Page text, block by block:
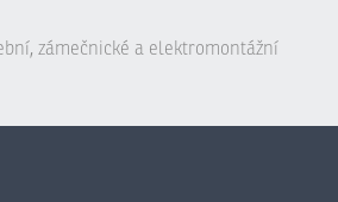
zámečnické a elektromontážní